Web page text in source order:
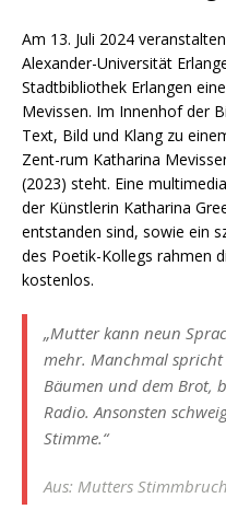
Am 13. Juli 2024
Alexander-Universität
Stadtbibliothek Erlangen
Mevissen. Im Innenhof der
Text, Bild und Klang zu
Zent-rum Katharina
(2023) steht. Eine
der Künstlerin Katharina
entstanden sind, sowie ein
des Poetik-Kollegs rahmen
kostenlos.
„Mutter kann neun
mehr. Manchmal
Bäumen und dem Brot,
Radio. Ansonsten
Stimme.“
Aus: Mutters